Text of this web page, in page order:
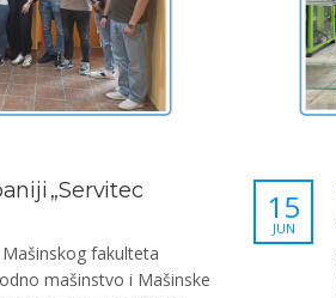
„Servitec
fakulteta
mašinstvo i Mašinske
15
JUN